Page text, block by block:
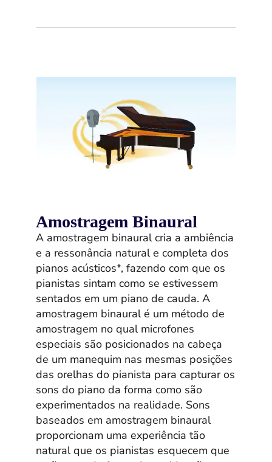
Amostragem Binaural
A amostragem binaural cria a ambiência
e a ressonância natural e completa dos
pianos acústicos*, fazendo com que os
pianistas sintam como se estivessem
sentados em um piano de cauda. A
amostragem binaural é um método de
amostragem no qual microfones
especiais são posicionados na cabeça
de um manequim nas mesmas posições
das orelhas do pianista para capturar os
sons do piano da forma como são
experimentados na realidade. Sons
baseados em amostragem binaural
proporcionam uma experiência tão
natural que os pianistas esquecem que